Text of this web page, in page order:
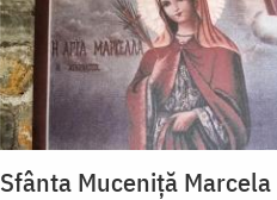
Sfânta Muceniță Marcela